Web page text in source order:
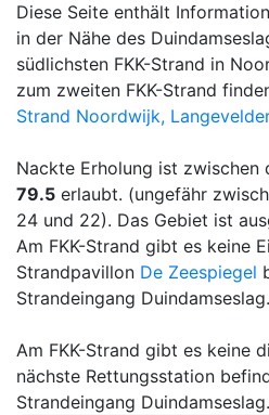
Diese Seite enthält
in der Nähe des
südlichsten FKK-Strand in
zum zweiten FKK-Strand
Strand Noordwijk,
Nackte Erholung ist zwischen
79.5 erlaubt. (ungefähr
24 und 22). Das Gebiet ist
Am FKK-Strand gibt es keine
Strandpavillon De Zeespiegel
Strandeingang Duindamseslag.
Am FKK-Strand gibt es keine
nächste Rettungsstation
Strandeingang Duindamseslag.